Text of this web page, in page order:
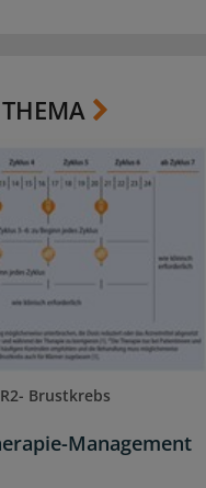
Brustkrebs
Management